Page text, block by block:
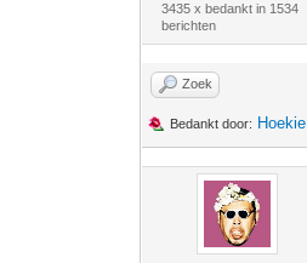
3435 x bedankt in 1534
berichten
Zoek
Bedankt door: Hoekie